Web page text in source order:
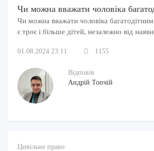
Чи можна вважати чоловіка
Чи можна вважати чоловіка
є троє і більше дітей, незалежно від
01.08.2024 23:11 1155
Відповів
Андрій Топчій
Цивільне право